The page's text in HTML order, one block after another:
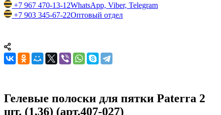
+7 967 470-13-12WhatsApp, Viber, Telegram
+7 903 345-67-22Оптовый отдел
Гелевые полоски для пятки Paterra 2
шт. (1,36) (арт.407-027)